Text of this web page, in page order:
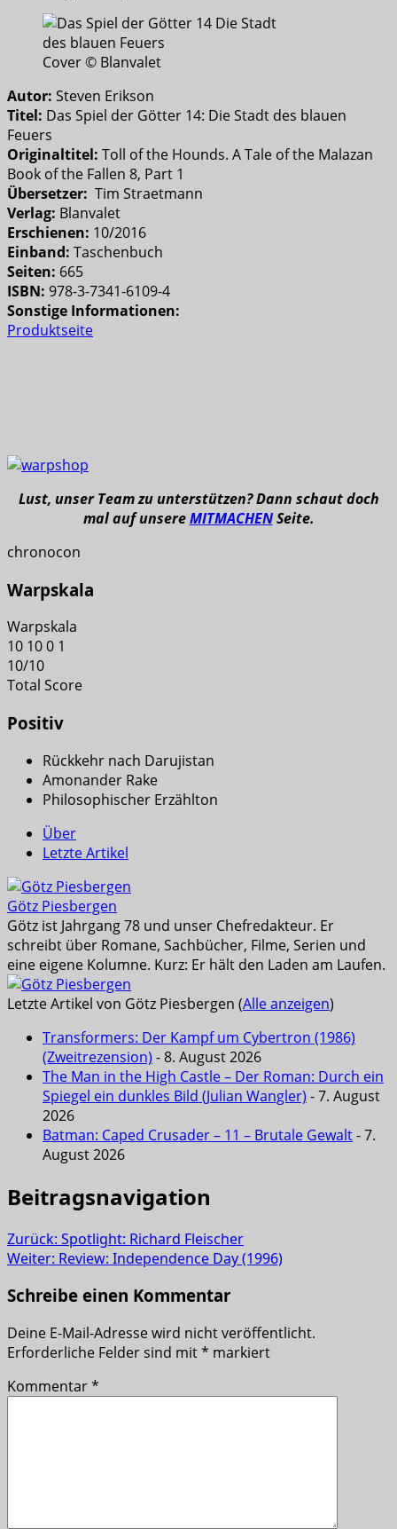
Cover © Blanvalet
Autor: Steven Erikson
Titel: Das Spiel der Götter 14: Die Stadt des blauen
Feuers
Originaltitel: Toll of the Hounds. A Tale of the Malazan
Book of the Fallen 8, Part 1
Übersetzer: Tim Straetmann
Verlag: Blanvalet
Erschienen: 10/2016
Einband: Taschenbuch
Seiten: 665
ISBN: 978-3-7341-6109-4
Sonstige Informationen:
Produktseite
Lust, unser Team zu unterstützen? Dann schaut doch
mal auf unsereMITMACHENSeite.
chronocon
Warpskala
Warpskala
10 100 1
10/10
Total Score
Positiv
Rückkehr nach Darujistan
Amonander Rake
Philosophischer Erzählton
Über
Letzte Artikel
Götz Piesbergen
Götz ist Jahrgang 78 und unser Chefredakteur. Er
schreibt über Romane, Sachbücher, Filme, Serien und
eine eigene Kolumne. Kurz: Er hält den Laden am Laufen.
Letzte Artikel von Götz Piesbergen (Alle anzeigen)
Transformers: Der Kampf um Cybertron (1986)
(Zweitrezension) - 8. August 2026
The Man in the High Castle – Der Roman: Durch ein
Spiegel ein dunkles Bild (Julian Wangler) - 7. August
2026
Batman: Caped Crusader – 11 – Brutale Gewalt- 7.
August 2026
Beitragsnavigation
Zurück: Spotlight: Richard Fleischer
Weiter: Review: Independence Day (1996)
Schreibe einen Kommentar
Deine E-Mail-Adresse wird nicht veröffentlicht.
Erforderliche Felder sind mit* markiert
Kommentar*